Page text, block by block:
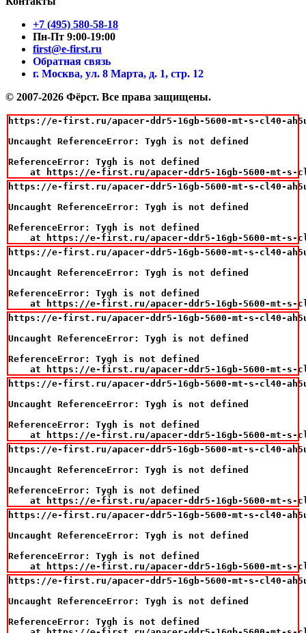
+7 (495) 580-58-18
Пн-Пт 9:00-19:00
first@e-first.ru
Обратная связь
г. Москва, ул. 8 Марта, д. 1, стр. 12
© 2007-2026 Фёрст. Все права защищены.
https://e-first.ru/apacer-ddr5-16gb-5600-mt-s-cl40-
Uncaught ReferenceError: Tygh is not defined
ReferenceError: Tygh is not defined
at https://e-first.ru/apacer-ddr5-16gb-5600-mt-s-
https://e-first.ru/apacer-ddr5-16gb-5600-mt-s-cl40-
Uncaught ReferenceError: Tygh is not defined
ReferenceError: Tygh is not defined
at https://e-first.ru/apacer-ddr5-16gb-5600-mt-s-
https://e-first.ru/apacer-ddr5-16gb-5600-mt-s-cl40-
Uncaught ReferenceError: Tygh is not defined
ReferenceError: Tygh is not defined
at https://e-first.ru/apacer-ddr5-16gb-5600-mt-s-
https://e-first.ru/apacer-ddr5-16gb-5600-mt-s-cl40-
Uncaught ReferenceError: Tygh is not defined
ReferenceError: Tygh is not defined
at https://e-first.ru/apacer-ddr5-16gb-5600-mt-s-
https://e-first.ru/apacer-ddr5-16gb-5600-mt-s-cl40-
Uncaught ReferenceError: Tygh is not defined
ReferenceError: Tygh is not defined
at https://e-first.ru/apacer-ddr5-16gb-5600-mt-s-
https://e-first.ru/apacer-ddr5-16gb-5600-mt-s-cl40-
Uncaught ReferenceError: Tygh is not defined
ReferenceError: Tygh is not defined
at https://e-first.ru/apacer-ddr5-16gb-5600-mt-s-
https://e-first.ru/apacer-ddr5-16gb-5600-mt-s-cl40-
Uncaught ReferenceError: Tygh is not defined
ReferenceError: Tygh is not defined
at https://e-first.ru/apacer-ddr5-16gb-5600-mt-s-
https://e-first.ru/apacer-ddr5-16gb-5600-mt-s-cl40-
Uncaught ReferenceError: Tygh is not defined
ReferenceError: Tygh is not defined